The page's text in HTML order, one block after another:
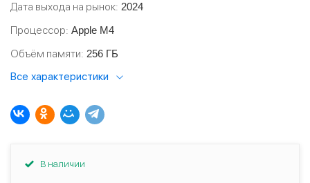
Дата выхода на рынок 2024
Процессор Apple M4
Объём памяти 256 ГБ
Все характеристики
В наличии